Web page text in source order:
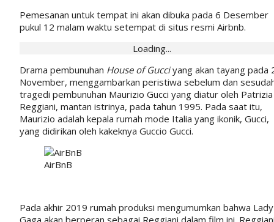
Pemesanan untuk tempat ini akan dibuka pada 6 Desember
pukul 12 malam waktu setempat di situs resmi Airbnb.
Loading...
Drama pembunuhan House of Gucciyang akan tayang pada
November, menggambarkan peristiwa sebelum dan
tragedi pembunuhan Maurizio Gucci yang diatur oleh Patrizia
Reggiani, mantan istrinya, pada tahun 1995. Pada saat itu,
Maurizio adalah kepala rumah mode Italia yang ikonik, Gucci,
yang didirikan oleh kakeknya Guccio Gucci.
AirBnB
Pada akhir 2019 rumah produksi mengumumkan bahwa Lady
Gaga akan berperan sebagai Reggiani dalam film ini.